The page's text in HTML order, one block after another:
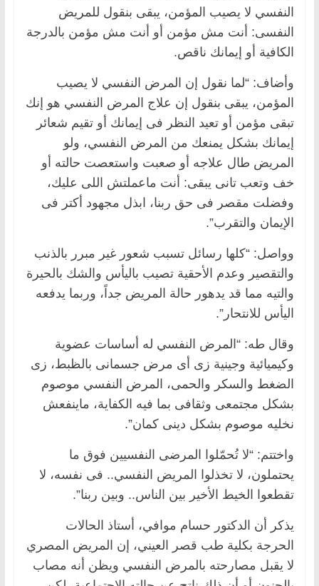
النفسي لا يصيب المؤمن، يبقى بنقول للمريض
النفسى: أنت مش مؤمن أو أنت مش مؤمن بالدرجة
الكافية أو إيمانك ناقص.
وأضاف: “لما نقول إن المرض النفسي لا يصيب
المؤمن، يبقى بنقول إن علاج المرض النفسي هو إنك
تبقى مؤمن أو تعيد النظر فى إيمانك أو تقيم شعائر
إيمانك بشكل يمنعك من المرض النفسي، ولو
المريض طال علاجه أو صعبت واستعصت حالته أو
خف وتعب تانى يبقى: أنت ماعملتش اللى عليك،
وفضلت مقصر فى حق ربنا، ابذل مجهود أكتر فى
الإيمان والتقرب”.
وواصل: “كلها رسائل تسبب شعور غير مبرر بالذنب
والتقصير وعدم الأحقية تصيب باليأس والشك بالحيرة
والتيه مما قد يدهور حالة المريض جداً، وربما يدفعه
اليأس للانتحار”.
وقال طه: “المرض النفسي له أساسات عضوية
وكيميائية وجينية زى أى مرض جسمانى بالظبط، زى
الضغط والسكر والحمى، المرض النفسي موصوم
بشكل مجتمعى وثقافى بما فيه الكفاية، ماينفعش
نخليه موصوم بشكل دينى كمان”.
واختتم: “لا تُحمّلوا المرضى النفسيين فوق ما
يحتملون، لا تخذلوا المريض النفسي.. فى نفسه، لا
تقطعوا الخيط الأخير بين الناس.. وبين ربنا”.
يذكر أن الدكتور حسام موافي، أستاذ الحالات
الحرجة بكلية طب قصر العيني، إن المريض المصري
لا يقبل مصارحته بالمرض النفسي ويظن أنه مصاب